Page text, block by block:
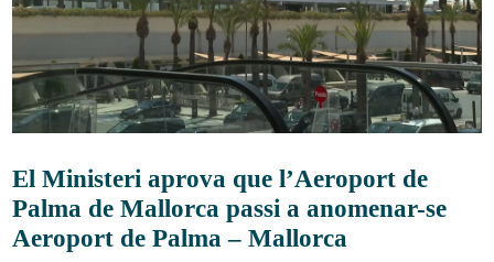
El Ministeri aprova que l’Aeroport de
Palma de Mallorca passi a anomenar-se
Aeroport de Palma – Mallorca